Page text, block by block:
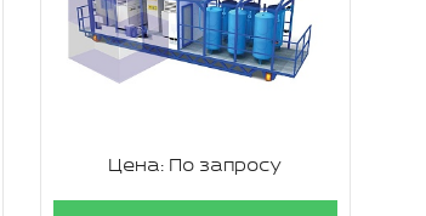
Цена: По запросу